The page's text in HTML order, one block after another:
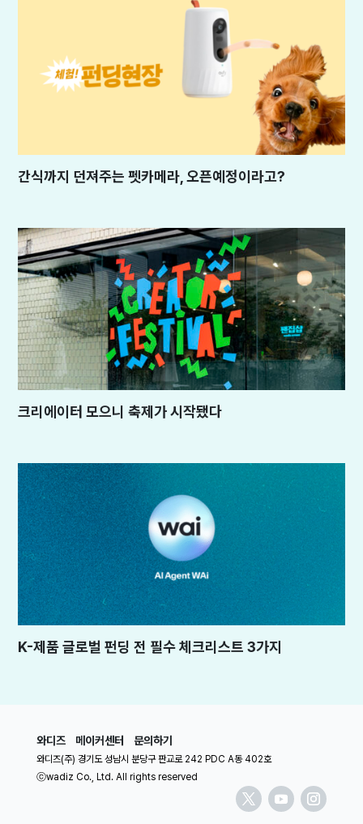
간식까지 던져주는 펫카메라, 오픈예정이라고?
크리에이터 모으니 축제가 시작됐다
K-제품 글로벌 펀딩 전 필수 체크리스트 3가지
와디즈 메이커센터 문의하기
와디즈(주) 경기도 성남시 분당구 판교로 242 PDC A동 402호
ⓒwadiz Co., Ltd. All rights reserved